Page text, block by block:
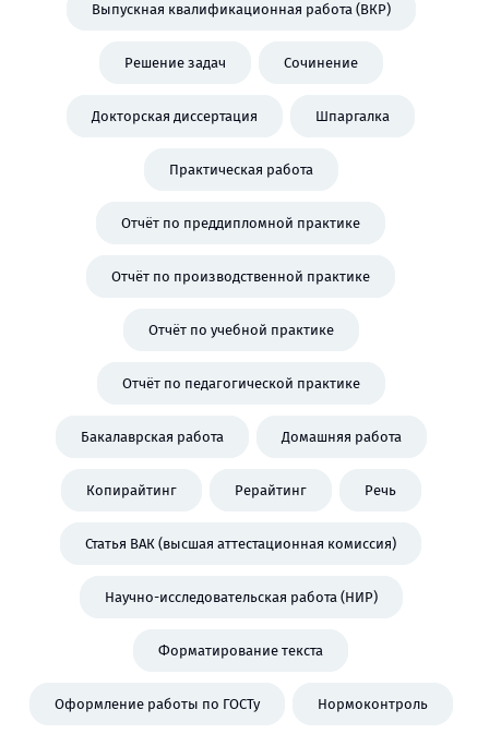
Выпускная квалификационная работа (ВКР)
Решение задач Сочинение
Докторская диссертация Шпаргалка
Практическая работа
Отчёт по преддипломной практике
Отчёт по производственной практике
Отчёт по учебной практике
Отчёт по педагогической практике
Бакалаврская работа Домашняя работа
Копирайтинг Рерайтинг Речь
Статья ВАК (высшая аттестационная комиссия)
Научно-исследовательская работа (НИР)
Форматирование текста
Оформление работы по ГОСТу Нормоконтроль